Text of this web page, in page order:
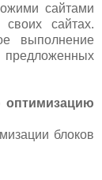
сайтами
сайтах.
выполнение
оптимизацию
блоков